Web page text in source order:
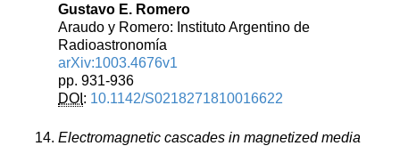
Gustavo E. Romero
Araudo y Romero: Instituto Argentino de
Radioastronomía
arXiv:1003.4676v1
pp. 931-936
DOI : 10.1142/S0218271810016622
Electromagnetic cascades in magnetized media